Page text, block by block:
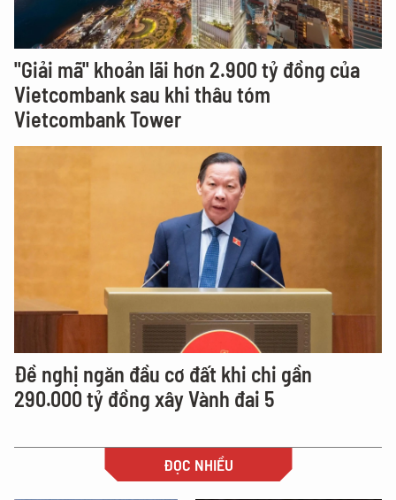
"Giải mã" khoản lãi hơn 2.900 tỷ đồng của
Vietcombank sau khi thâu tóm
Vietcombank Tower
Đề nghị ngăn đầu cơ đất khi chi gần
290.000 tỷ đồng xây Vành đai 5
ĐỌC NHIỀU